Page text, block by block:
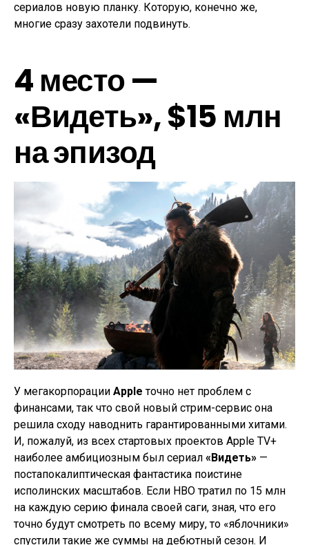
сериалов новую планку. Которую, конечно же,
многие сразу захотели подвинуть.
4 место —
«Видеть», $15 млн
на эпизод
У мегакорпорации Appleточно нет проблем с
финансами, так что свой новый стрим-сервис она
решила сходу наводнить гарантированными хитами.
И, пожалуй, из всех стартовых проектов Apple TV+
наиболее амбициозным был сериал «Видеть» —
постапокалиптическая фантастика поистине
исполинских масштабов. Если HBO тратил по 15 млн
на каждую серию финала своей саги, зная, что его
точно будут смотреть по всему миру, то «яблочники»
спустили такие же суммы на дебютный сезон. И